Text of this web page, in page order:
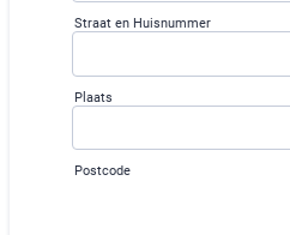
Straat en Huisnummer
Plaats
Postcode